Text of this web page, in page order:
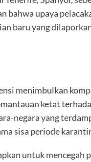
bahwa upaya
baru yang
menimbulkan
ketat
negara yang
sisa periode
untuk mencegah